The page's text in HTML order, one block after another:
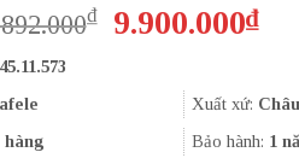
₫
Giá
14.892.000₫.
9.900.000₫Giá
là:
Xuất xứ:
hàng
Bảo hành: 1